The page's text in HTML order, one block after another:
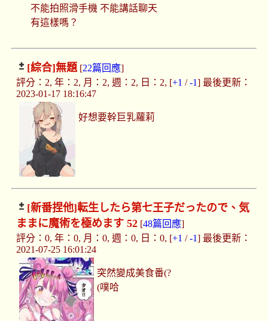
不能拍照滑手機 不能講話聊天
有這樣嗎？
[綜合]無題[22篇回應]
評分：2, 年：2, 月：2, 週：2, 日：2, [+1 /-1] 最後更新：
2023-01-17 18:16:47
好想要幹巨乳蘿莉
[新番捏他]転生したら第七王子だったので、気
ままに魔術を極めます 52[48篇回應]
評分：0, 年：0, 月：0, 週：0, 日：0, [+1 /-1] 最後更新：
2021-07-25 16:01:24
突然變成美食番(?
(噗哈